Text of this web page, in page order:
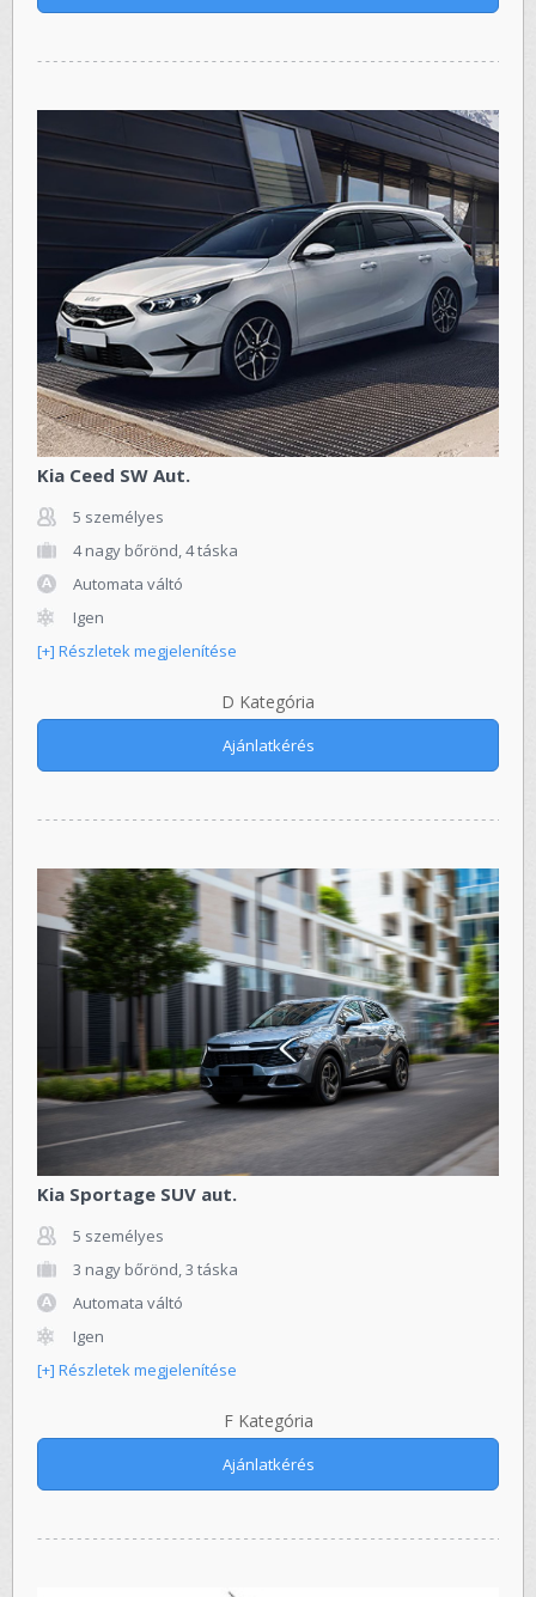
Kia Ceed SW Aut.
5 személyes
4 nagy bőrönd, 4 táska
Automata váltó
Igen
[+] Részletek megjelenítése
D Kategória
Ajánlatkérés
Kia Sportage SUV aut.
5 személyes
3 nagy bőrönd, 3 táska
Automata váltó
Igen
[+] Részletek megjelenítése
F Kategória
Ajánlatkérés